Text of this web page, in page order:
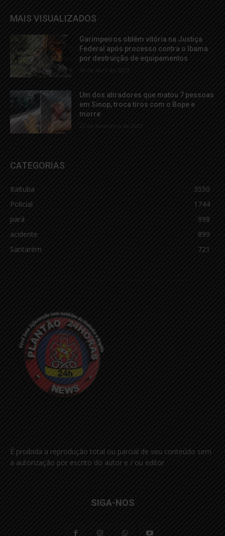
MAIS VISUALIZADOS
Garimpeiros obtêm vitória na Justiça
Federal após processo contra o Ibama
por destruição de equipamentos
19 de abril de 2023
Um dos atiradores que matou 7 pessoas
em Sinop, troca tiros com o Bope e
morre
22 de fevereiro de 2023
CATEGORIAS
Itaituba
3550
Policial
1744
pará
998
acidente
899
Santarém
721
É proibida a reprodução total ou parcial de seu conteúdo sem
a autorização por escrito do autor e / ou editor
SIGA-NOS